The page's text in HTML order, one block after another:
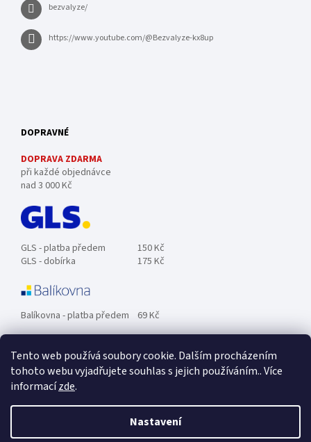
Tento web používá soubory cookie. Dalším procházením
tohoto webu vyjadřujete souhlas s jejich používáním.. Více
informacízde.
Nastavení
bezvalyze/
https://www.youtube.com/@Bezvalyze-kx8up
DOPRAVNÉ
DOPRAVA ZDARMA
při každé objednávce
nad 3 000 Kč
GLS - platba předem
150 Kč
GLS - dobírka
175 Kč
Balíkovna - platba předem 69 Kč
Zásilkovna - platba předem 89 Kč